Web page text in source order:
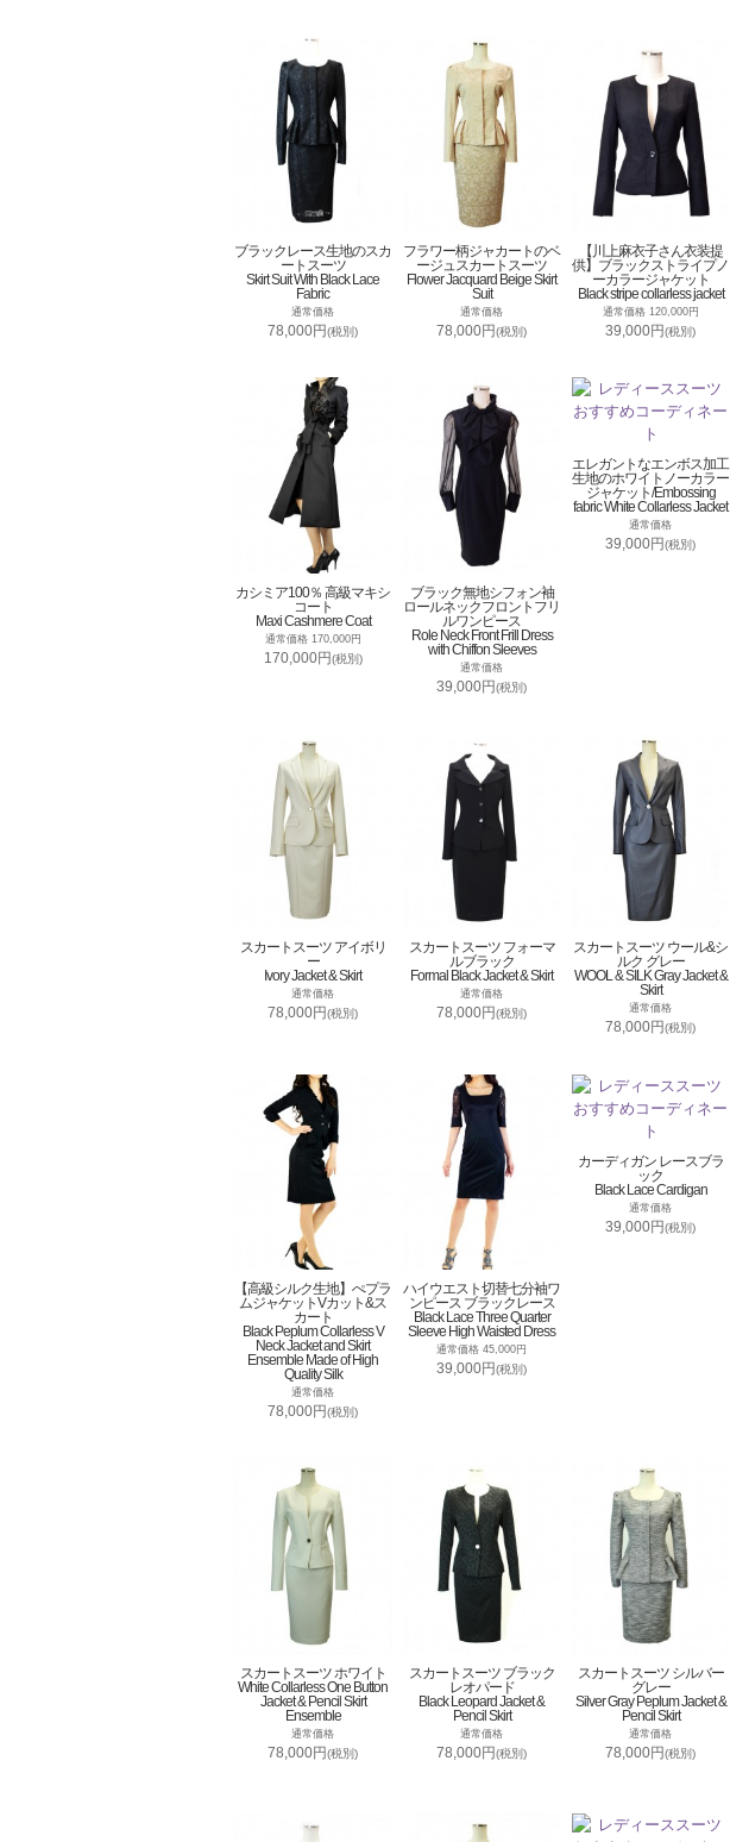
ブラックレース生地のスカ
ートスーツ
Skirt Suit With Black Lace
Fabric
通常価格
78,000円(税別)
フラワー柄ジャカートのベ
ージュスカートスーツ
Flower Jacquard Beige Skirt
Suit
通常価格
78,000円(税別)
【川上麻衣子さん衣装提
供】ブラックストライプノ
ーカラージャケット
Black stripe collarless jacket
通常価格 120,000円
39,000円(税別)
カシミア100％ 高級マキシ
コート
Maxi Cashmere Coat
通常価格 170,000円
170,000円(税別)
ブラック無地シフォン袖
ロールネックフロントフリ
ルワンピース
Role Neck Front Frill Dress
with Chiffon Sleeves
通常価格
39,000円(税別)
エレガントなエンボス加工
生地のホワイトノーカラー
ジャケット/Embossing
fabric White Collarless Jacket
通常価格
39,000円(税別)
スカートスーツ アイボリ
ー
Ivory Jacket & Skirt
通常価格
78,000円(税別)
スカートスーツ フォーマ
ルブラック
Formal Black Jacket & Skirt
通常価格
78,000円(税別)
スカートスーツ ウール&シ
ルク グレー
WOOL & SILK Gray Jacket &
Skirt
通常価格
78,000円(税別)
【高級シルク生地】ぺプラ
ムジャケットVカット&ス
カート
Black Peplum Collarless V
Neck Jacket and Skirt
Ensemble Made of High
Quality Silk
通常価格
78,000円(税別)
ハイウエスト切替七分袖ワ
ンピース ブラックレース
Black Lace Three Quarter
Sleeve High Waisted Dress
通常価格 45,000円
39,000円(税別)
カーディガン レースブラ
ック
Black Lace Cardigan
通常価格
39,000円(税別)
スカートスーツ ホワイト
White Collarless One Button
Jacket & Pencil Skirt
Ensemble
通常価格
78,000円(税別)
スカートスーツ ブラック
レオパード
Black Leopard Jacket &
Pencil Skirt
通常価格
78,000円(税別)
スカートスーツ シルバー
グレー
Silver Gray Peplum Jacket &
Pencil Skirt
通常価格
78,000円(税別)